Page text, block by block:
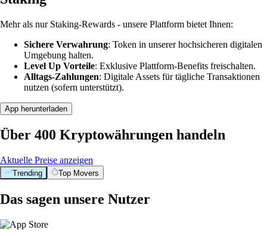
Mehr als nur Staking-Rewards - unsere Plattform bietet Ihnen:
Sichere Verwahrung: Token in unserer hochsicheren digitalen
Umgebung halten.
Level Up Vorteile: Exklusive Plattform-Benefits freischalten.
Alltags-Zahlungen: Digitale Assets für tägliche Transaktionen
nutzen (sofern unterstützt).
App herunterladen
Über 400 Kryptowährungen handeln
Aktuelle Preise anzeigen
Trending Top Movers
Das sagen unsere Nutzer